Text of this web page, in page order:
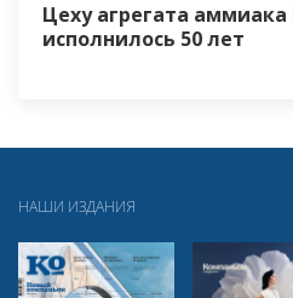
Цеху агрегата
исполнилось 50 лет
НАШИ ИЗДАНИЯ